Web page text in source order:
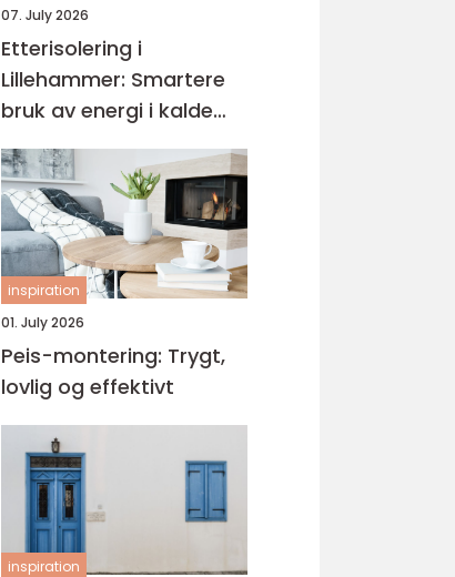
07. July 2026
Etterisolering i
Lillehammer: Smartere
bruk av energi i kalde
vintre
inspiration
01. July 2026
Peis-montering: Trygt,
lovlig og effektivt
inspiration